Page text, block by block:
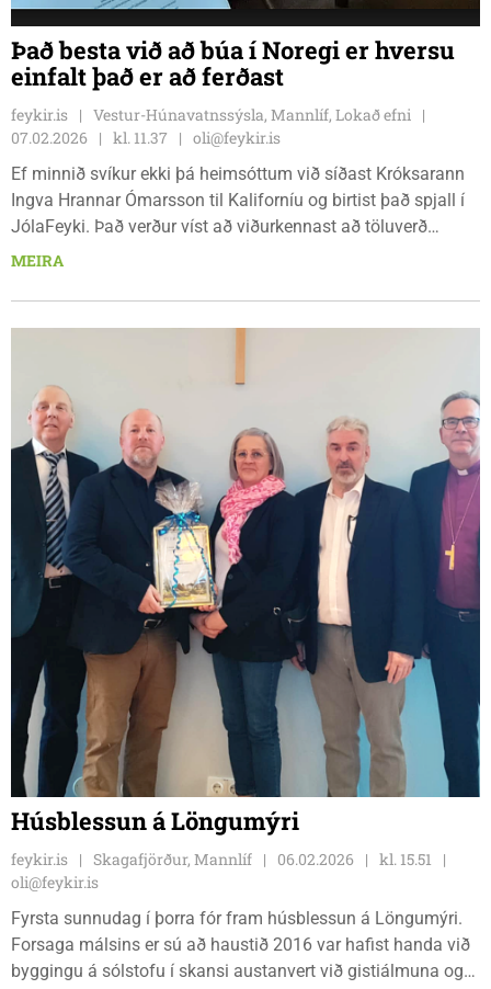
Það besta við að búa í Noregi er hversu
einfalt það er að ferðast
feykir.is
Vestur-Húnavatnssýsla, Mannlíf, Lokað efni
07.02.2026
kl. 11.37
oli@feykir.is
Ef minnið svíkur ekki þá heimsóttum við síðast Króksarann
Ingva Hrannar Ómarsson til Kaliforníu og birtist það spjall í
JólaFeyki. Það verður víst að viðurkennast að töluverð
skagfirsk slagsíða hefur verið á þessum þætti en nú ber svo
sem er fædd árið 1972 og uppalin í Húnaþingi vestra en hún
segist að mestu leyti hafa búið á Hvammstanga um ævina.
vesturströnd Bandaríkjanna alla leið yfir til Suður-Noregs en í
Moss býr Helga ásamt manni sínum, Páli Sigurði Björnssyni.
MEIRA
Húsblessun á Löngumýri
feykir.is Skagafjörður, Mannlíf 06.02.2026
kl. 15.51
oli@feykir.is
Fyrsta sunnudag í þorra fór fram húsblessun á Löngumýri.
Forsaga málsins er sú að haustið 2016 var hafist handa við
byggingu á sólstofu í skansi austanvert við gistiálmuna og